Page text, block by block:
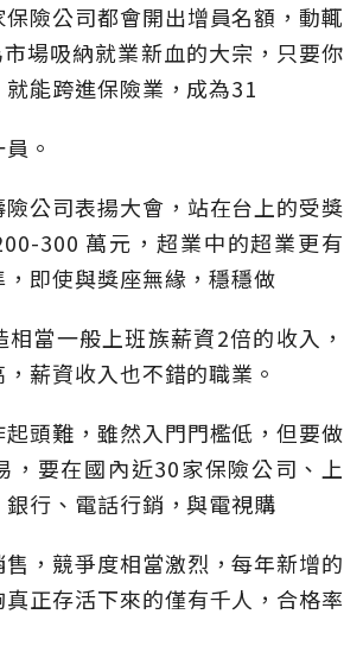
險公司都會開出增員名額，動輒
場吸納就業新血的大宗，只要你
能跨進保險業，成為31
。
公司表揚大會，站在台上的受獎
300 萬元，超業中的超業更有
即使與獎座無緣，穩穩做
相當一般上班族薪資2倍的收入，
薪資收入也不錯的職業。
頭難，雖然入門門檻低，但要做
，要在國內近30家保險公司、上
行、電話行銷，與電視購
，競爭度相當激烈，每年新增的
正存活下來的僅有千人，合格率